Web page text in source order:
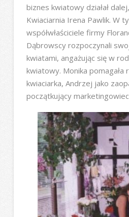
biznes kwiatowy działał
Kwiaciarnia Irena Pawlik. W
współwłaściciele firmy
Dąbrowscy rozpoczynali
kwiatami, angażując się w
kwiatowy. Monika pomagała
kwiaciarka, Andrzej jako
początkujący